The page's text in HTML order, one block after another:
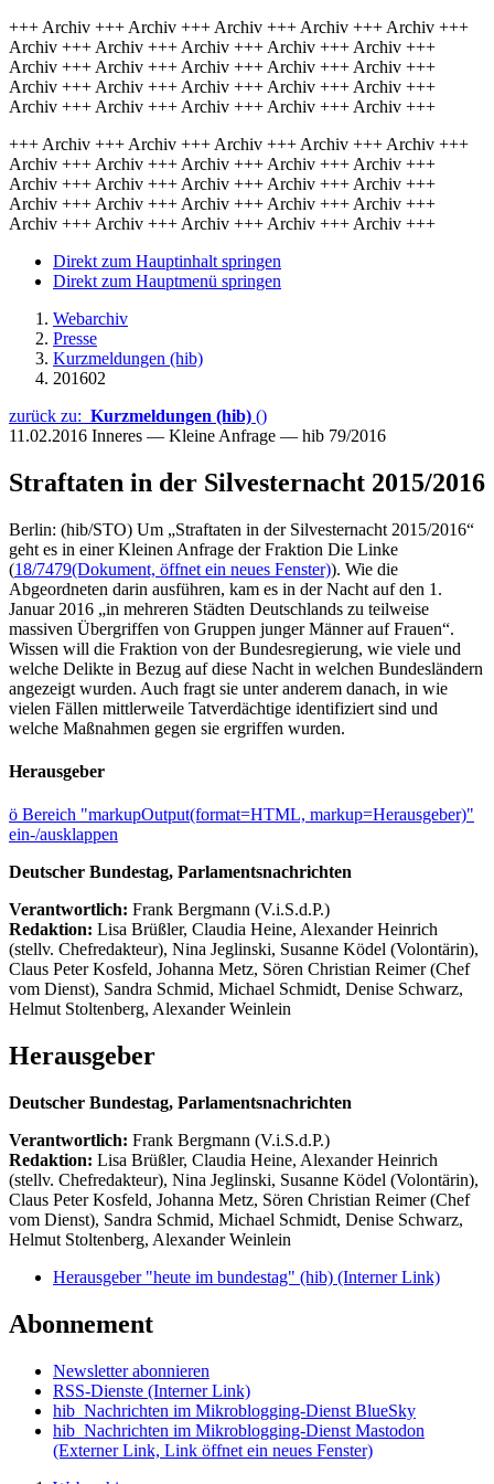
+++ Archiv +++ Archiv +++ Archiv +++ Archiv +++ Archiv +++
Archiv +++ Archiv +++ Archiv +++ Archiv +++ Archiv +++
Archiv +++ Archiv +++ Archiv +++ Archiv +++ Archiv +++
Archiv +++ Archiv +++ Archiv +++ Archiv +++ Archiv +++
Archiv +++ Archiv +++ Archiv +++ Archiv +++ Archiv +++
+++ Archiv +++ Archiv +++ Archiv +++ Archiv +++ Archiv +++
Archiv +++ Archiv +++ Archiv +++ Archiv +++ Archiv +++
Archiv +++ Archiv +++ Archiv +++ Archiv +++ Archiv +++
Archiv +++ Archiv +++ Archiv +++ Archiv +++ Archiv +++
Archiv +++ Archiv +++ Archiv +++ Archiv +++ Archiv +++
Direkt zum Hauptinhalt springen
Direkt zum Hauptmenü springen
Webarchiv
Presse
Kurzmeldungen (hib)
201602
zurück zu: Kurzmeldungen (hib) ()
11.02.2016 Inneres — Kleine Anfrage — hib 79/2016
Straftaten in der Silvesternacht 2015/2016
Berlin: (hib/STO) Um „Straftaten in der Silvesternacht 2015/2016“
geht es in einer Kleinen Anfrage der Fraktion Die Linke
(18/7479(Dokument, öffnet ein neues Fenster)). Wie die
Abgeordneten darin ausführen, kam es in der Nacht auf den 1.
Januar 2016 „in mehreren Städten Deutschlands zu teilweise
massiven Übergriffen von Gruppen junger Männer auf Frauen“.
Wissen will die Fraktion von der Bundesregierung, wie viele und
welche Delikte in Bezug auf diese Nacht in welchen Bundesländern
angezeigt wurden. Auch fragt sie unter anderem danach, in wie
vielen Fällen mittlerweile Tatverdächtige identifiziert sind und
welche Maßnahmen gegen sie ergriffen wurden.
Herausgeber
ö Bereich "markupOutput(format=HTML, markup=Herausgeber)"
ein-/ausklappen
Deutscher Bundestag, Parlamentsnachrichten
Verantwortlich: Frank Bergmann (V.i.S.d.P.)
Redaktion: Lisa Brüßler, Claudia Heine, Alexander Heinrich
(stellv. Chefredakteur), Nina Jeglinski, Susanne Ködel (Volontärin),
Claus Peter Kosfeld, Johanna Metz, Sören Christian Reimer (Chef
vom Dienst), Sandra Schmid, Michael Schmidt, Denise Schwarz,
Helmut Stoltenberg, Alexander Weinlein
Herausgeber
Deutscher Bundestag, Parlamentsnachrichten
Verantwortlich: Frank Bergmann (V.i.S.d.P.)
Redaktion: Lisa Brüßler, Claudia Heine, Alexander Heinrich
(stellv. Chefredakteur), Nina Jeglinski, Susanne Ködel (Volontärin),
Claus Peter Kosfeld, Johanna Metz, Sören Christian Reimer (Chef
vom Dienst), Sandra Schmid, Michael Schmidt, Denise Schwarz,
Helmut Stoltenberg, Alexander Weinlein
Herausgeber "heute im bundestag" (hib) (Interner Link)
Abonnement
Newsletter abonnieren
RSS-Dienste (Interner Link)
hib_Nachrichten im Mikroblogging-Dienst BlueSky
hib_Nachrichten im Mikroblogging-Dienst Mastodon
(Externer Link, Link öffnet ein neues Fenster)